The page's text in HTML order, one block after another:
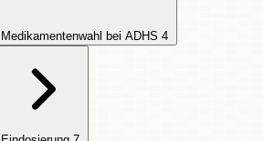
Medikamentenwahl bei ADHS 4